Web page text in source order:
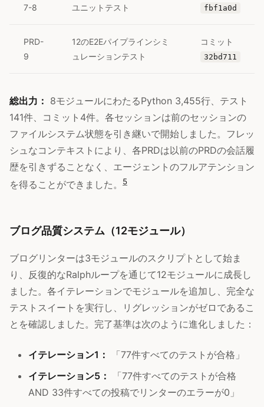
7-8
ユニットテスト
fbf1a0d
PRD-
9
12のE2Eパイプラインシミ
ュレーションテスト
コミット
32bd711
総出力： 8モジュールにわたるPython 3,455行、テスト
141件、コミット4件。各セッションは前のセッションの
ファイルシステム状態を引き継いで開始しました。フレッ
シュなコンテキストにより、各PRDは以前のPRDの会話履
歴を引きずることなく、エージェントのフルアテンション
を得ることができました。
5
ブログ品質システム（12モジュール）
ブログリンターは3モジュールのスクリプトとして始ま
り、反復的なRalphループを通じて12モジュールに成長し
ました。各イテレーションでモジュールを追加し、完全な
テストスイートを実行し、リグレッションがゼロであるこ
とを確認しました。完了基準は次のように進化しました：
イテレーション1：
「77件すべてのテストが合格」
イテレーション5：
「77件すべてのテストが合格
AND 33件すべての投稿でリンターのエラーが0」